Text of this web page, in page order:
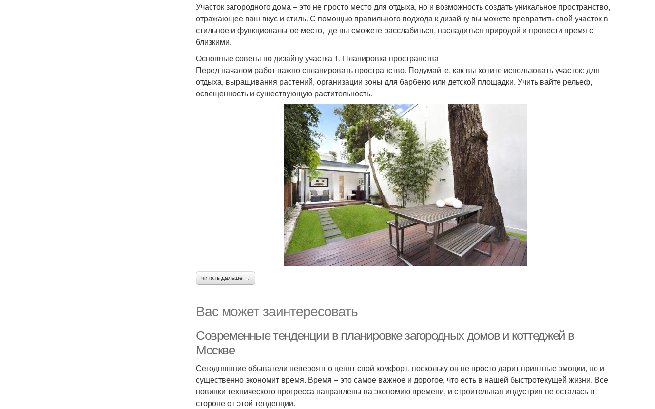
Участок загородного дома – это не просто место для отдыха, но и возможность создать уникальное пространство,
отражающее ваш вкус и стиль. С помощью правильного подхода к дизайну вы можете превратить свой участок в
стильное и функциональное место, где вы сможете расслабиться, насладиться природой и провести время с
близкими.
Основные советы по дизайну участка 1. Планировка пространства
Перед началом работ важно спланировать пространство. Подумайте, как вы хотите использовать участок: для
отдыха, выращивания растений, организации зоны для барбекю или детской площадки. Учитывайте рельеф,
освещенность и существующую растительность.
читать дальше →
Вас может заинтересовать
Современные тенденции в планировке загородных домов и коттеджей в
Москве
Сегодняшние обыватели невероятно ценят свой комфорт, поскольку он не просто дарит приятные эмоции, но и
существенно экономит время. Время – это самое важное и дорогое, что есть в нашей быстротекущей жизни. Все
новинки технического прогресса направлены на экономию времени, и строительная индустрия не осталась в
стороне от этой тенденции.